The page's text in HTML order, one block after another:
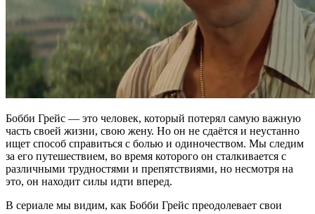
Бобби Грейс — это человек, который потерял самую важную
часть своей жизни, свою жену. Но он не сдаётся и неустанно
ищет способ справиться с болью и одиночеством. Мы следим
за его путешествием, во время которого он сталкивается с
различными трудностями и препятствиями, но несмотря на
это, он находит силы идти вперед.
В сериале мы видим, как Бобби Грейс преодолевает свои